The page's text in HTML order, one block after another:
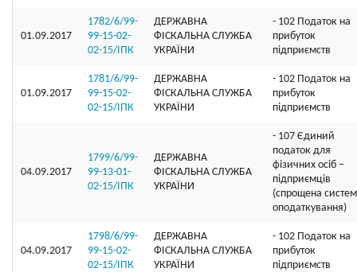
01.09.2017
1782/6/99-
99-15-02-
02-15/ІПК
ДЕРЖАВНА
ФІСКАЛЬНА СЛУЖБА
УКРАЇНИ
- 102 Податок на
прибуток
підприємств
01.09.2017
1781/6/99-
99-15-02-
02-15/ІПК
ДЕРЖАВНА
ФІСКАЛЬНА СЛУЖБА
УКРАЇНИ
- 102 Податок на
прибуток
підприємств
04.09.2017
1799/6/99-
99-13-01-
02-15/ІПК
ДЕРЖАВНА
ФІСКАЛЬНА СЛУЖБА
УКРАЇНИ
- 107 Єдиний
податок для
фізичних осіб –
підприємців
(спрощена
оподаткування)
04.09.2017
1798/6/99-
99-15-02-
02-15/ІПК
ДЕРЖАВНА
ФІСКАЛЬНА СЛУЖБА
УКРАЇНИ
- 102 Податок на
прибуток
підприємств